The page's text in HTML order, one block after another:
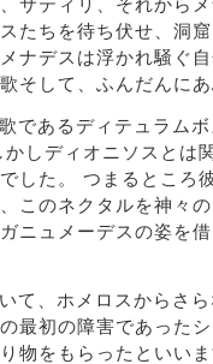
サティリ、それから
たちを待ち伏せ、洞
ナデスは浮かれ騒ぐ
そして、ふんだんに
であるディテュラム
しディオニソスとは
した。 つまるところ
このネクタルを神々
ニュメーデスの姿を
て、ホメロスからさ
最初の障害であった
物をもらったといい